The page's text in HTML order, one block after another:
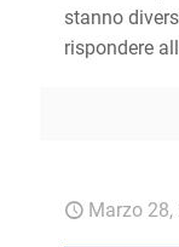
stanno
rispondere
Marzo 28,